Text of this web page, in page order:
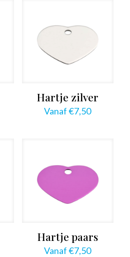
Hartje zilver
Vanaf€7,50
Hartje paars
Vanaf€7,50